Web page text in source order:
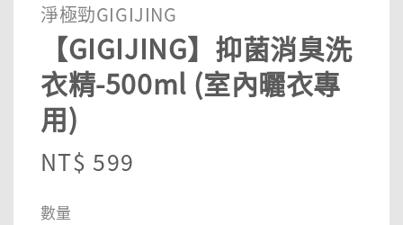
淨極勁GIGIJING
【GIGIJING】抑菌消臭洗
衣精-500ml (室內曬衣專
用)
Regular
NT$ 599
數量